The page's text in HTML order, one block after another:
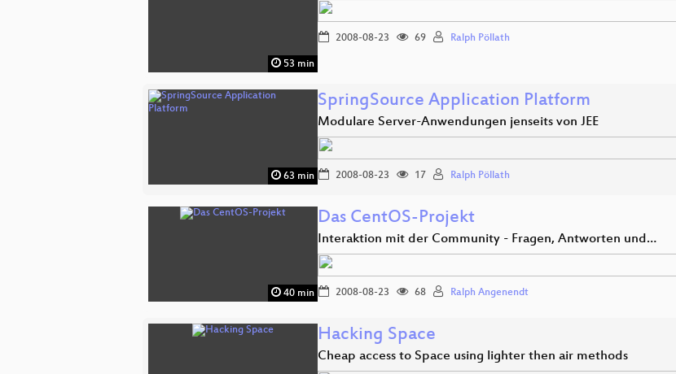
53 min
2008-08-23 69 Ralph Pöllath
63 min
SpringSource Application Platform
Modulare Server-Anwendungen jenseits von JEE
2008-08-23 17 Ralph Pöllath
40 min
Das CentOS-Projekt
Interaktion mit der Community - Fragen, Antworten und…
2008-08-23 68 Ralph Angenendt
Hacking Space
Cheap access to Space using lighter then air methods